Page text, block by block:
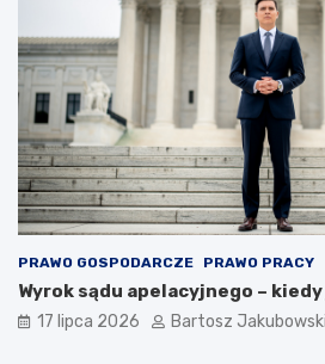
PRAWO GOSPODARCZE PRAWO PRACY
Wyrok sądu apelacyjnego –
17 lipca 2026 Bartosz Jakubowski